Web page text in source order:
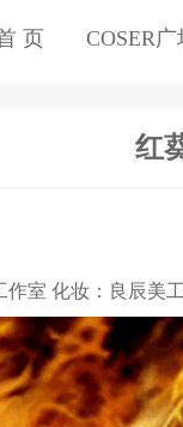
页 COSER广
红
作室 化妆：良辰美